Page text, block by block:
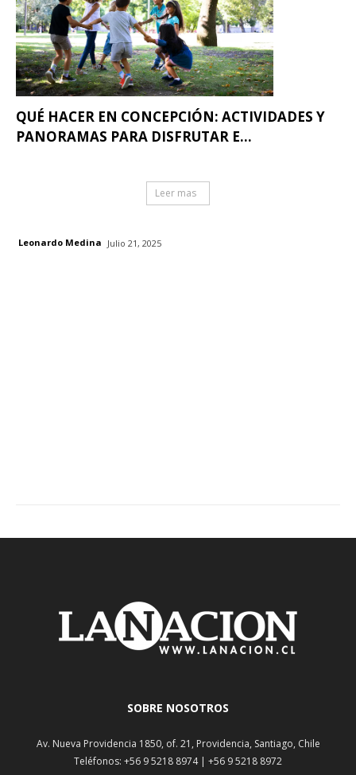
QUÉ HACER EN CONCEPCIÓN: ACTIVIDADES Y
PANORAMAS PARA DISFRUTAR E...
Leer mas
Leonardo Medina Julio 21, 2025
SOBRE NOSOTROS
Av. Nueva Providencia 1850, of. 21, Providencia, Santiago, Chile
Teléfonos: +56 9 5218 8974 | +56 9 5218 8972